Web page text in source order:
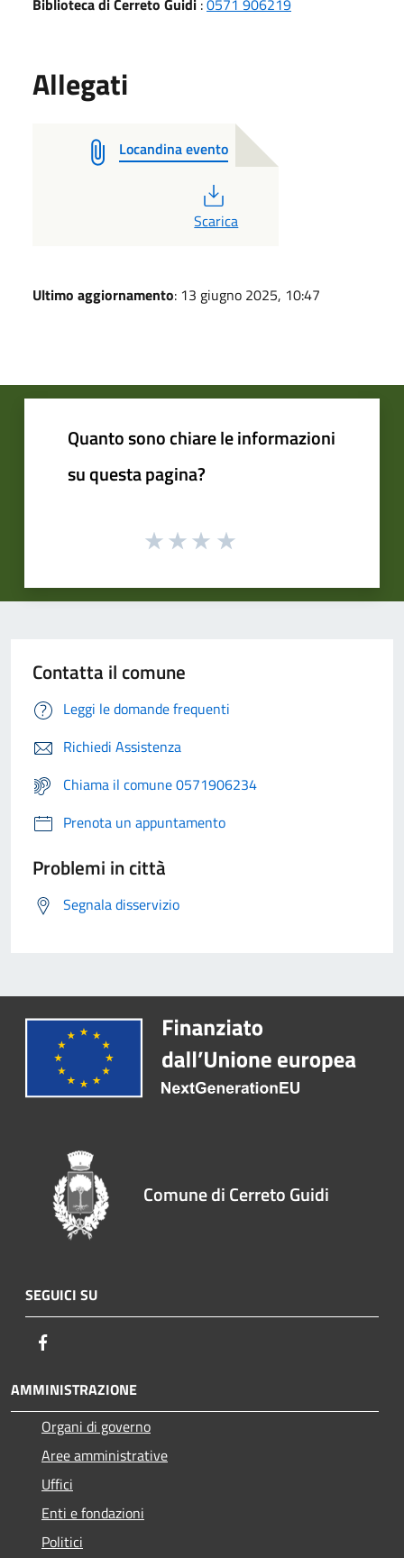
Allegati
Locandina evento
Scarica
Ultimo aggiornamento: 13 giugno 2025, 10:47
Quanto sono chiare le informazioni
su questa pagina?
Contatta il comune
Leggi le domande frequenti
Richiedi Assistenza
Chiama il comune 0571906234
Prenota un appuntamento
Problemi in città
Segnala disservizio
Comune di Cerreto Guidi
SEGUICI SU
AMMINISTRAZIONE
Organi di governo
Aree amministrative
Uffici
Enti e fondazioni
Politici